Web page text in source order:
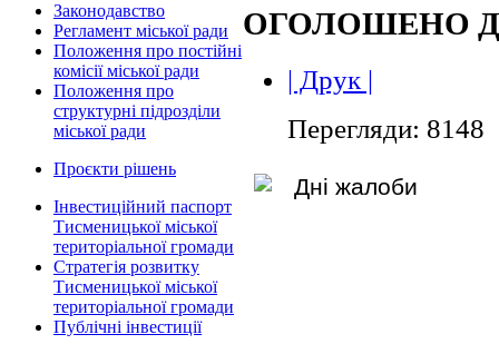
Законодавство
Регламент міської ради
Положення про постійні
комісії міської ради
Положення про
структурні підрозділи
міської ради
Проєкти рішень
Інвестиційний паспорт
Тисменицької міської
територіальної громади
Стратегія розвитку
Тисменицької міської
територіальної громади
Публічні інвестиції
ОГОЛОШЕНО
| Друк |
Перегляди: 8148